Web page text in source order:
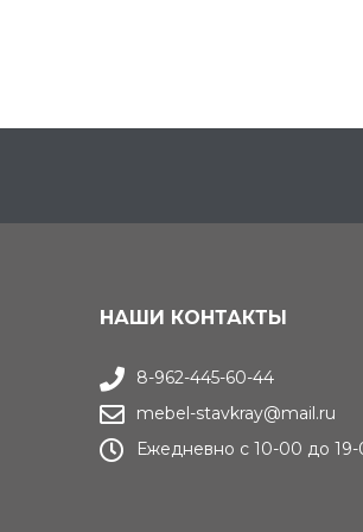
НАШИ КОНТАКТЫ
8-962-445-60-44
mebel-stavkray@mail.ru
Ежедневно с 10-00 до